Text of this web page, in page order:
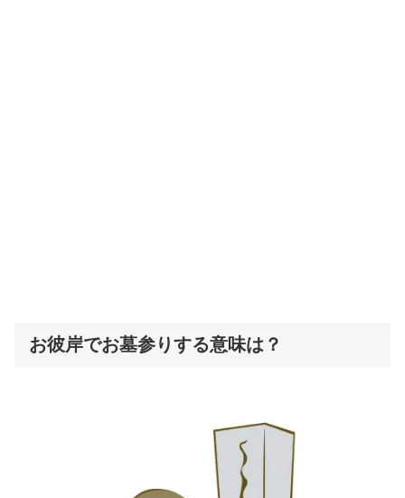
お彼岸でお墓参りする意味は？